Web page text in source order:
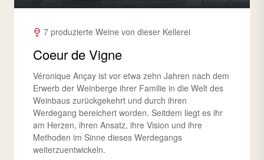
7 produzierte Weine von dieser Kellerei
Coeur de Vigne
Véronique Ançay ist vor etwa zehn Jahren nach dem
Erwerb der Weinberge ihrer Familie in die Welt des
Weinbaus zurückgekehrt und durch ihren
Werdegang bereichert worden. Seitdem liegt es ihr
am Herzen, ihren Ansatz, ihre Vision und ihre
Methoden im Sinne dieses Werdegangs
weiterzuentwickeln.